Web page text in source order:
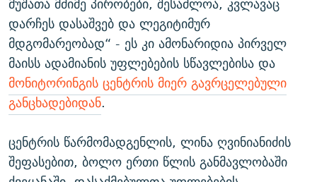
დარჩეს დასაშვებ და ლეგიტიმურ
მდგომარეობად“ - ეს კი ამონარიდია პირველ
მაისს ადამიანის უფლებების სწავლებისა და
მონიტორინგის ცენტრის მიერ გავრცელებული
განცხადებიდან.
ცენტრის წარმომადგენლის, ლინა ღვინიანიძის
შეფასებით, ბოლო ერთი წლის განმავლობაში